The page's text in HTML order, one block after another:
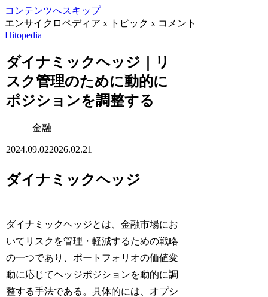
コンテンツへスキップ
エンサイクロペディア x トピック x コメント
Hitopedia
ダイナミックヘッジ｜リ
スク管理のために動的に
ポジションを調整する
金融
2024.09.022026.02.21
ダイナミックヘッジ
ダイナミックヘッジとは、金融市場にお
いてリスクを管理・軽減するための戦略
の一つであり、ポートフォリオの価値変
動に応じてヘッジポジションを動的に調
整する手法である。具体的には、オプシ